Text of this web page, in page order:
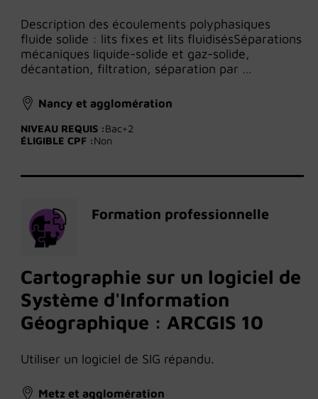
Description des écoulements polyphasiques
fluide solide : lits fixes et lits fluidisésSéparations
mécaniques liquide-solide et gaz-solide,
décantation, filtration, séparation par …
Nancy et agglomération
NIVEAU REQUIS :Bac+2
ÉLIGIBLE CPF :Non
Formation professionnelle
Cartographie sur un logiciel de
Système d'Information
Géographique : ARCGIS 10
Utiliser un logiciel de SIG répandu.
Metz et agglomération